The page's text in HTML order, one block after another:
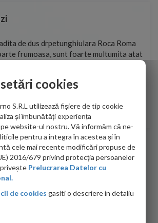
de dus drpetunghiulara Roca Roma
frumoasa, sunt foarte multumita atat
dvs. cu care am colaborat in obtinerea
bine, va doresc!
-28.07.2026
cookies
S.R.L utilizează fișiere de tip cookie
și îmbunătăți experiența
website-ul nostru. Vă informăm că ne-
pentru a integra în acestea și în
cele mai recente modificări propuse de
2016/679 privind protecția persoanelor
Prelucrarea Datelor cu
de cookies gasiti o descriere in detaliu